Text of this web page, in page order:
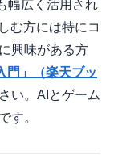
幅広く活用され
む方には特にコ
興味がある方
門」（楽天ブッ
い。AIとゲーム
す。